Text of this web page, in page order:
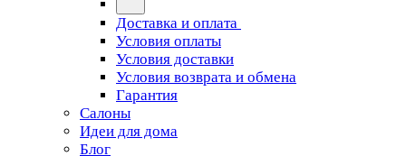
Доставка и оплата
Условия оплаты
Условия доставки
Условия возврата и обмена
Гарантия
Салоны
Идеи для дома
Блог